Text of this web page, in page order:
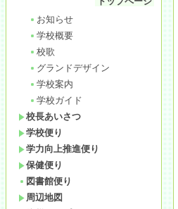
お知らせ
学校概要
校歌
グランドデザイン
学校案内
学校ガイド
校長あいさつ
学校便り
学力向上推進便り
保健便り
図書館便り
周辺地図